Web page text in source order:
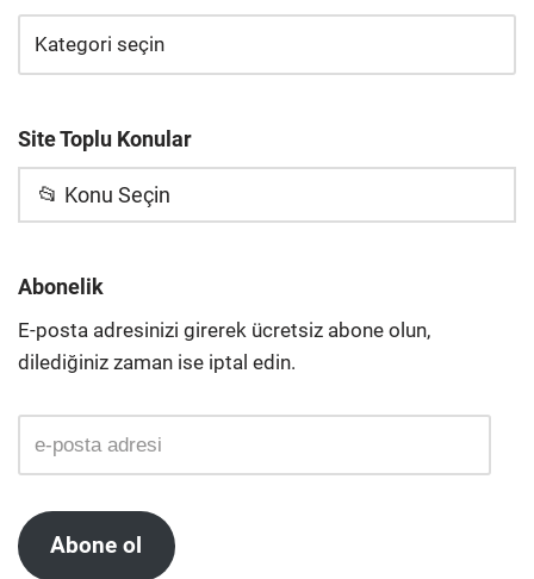
Site Toplu Konular
📂 Konu Seçin
Abonelik
E-posta adresinizi girerek ücretsiz abone olun,
dilediğiniz zaman ise iptal edin.
Abone ol